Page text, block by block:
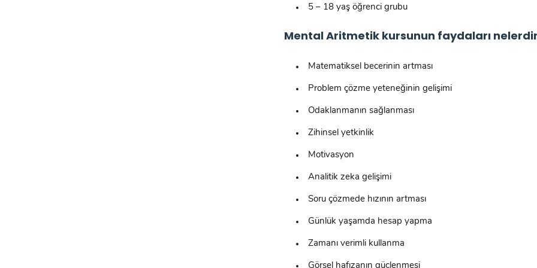
5 – 18 yaş öğrenci grubu
Mental Aritmetik kursunun faydaları
Matematiksel becerinin artması
Problem çözme yeteneğinin gelişimi
Odaklanmanın sağlanması
Zihinsel yetkinlik
Motivasyon
Analitik zeka gelişimi
Soru çözmede hızının artması
Günlük yaşamda hesap yapma
Zamanı verimli kullanma
Görsel hafızanın güçlenmesi